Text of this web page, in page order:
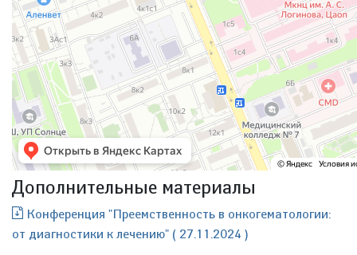
Дополнительные материалы
Конференция "Преемственность в онкогематологии:
от диагностики к лечению" ( 27.11.2024 )